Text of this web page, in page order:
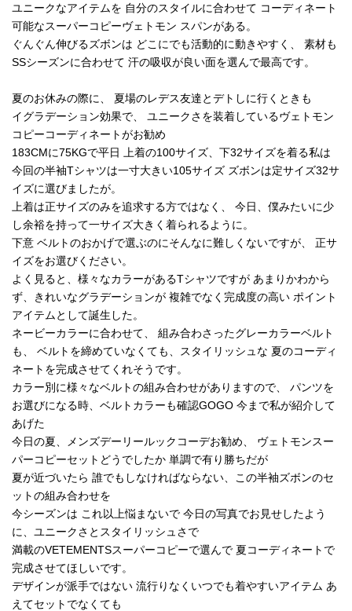
ユニークなアイテムを 自分のスタイルに合わせて コーディネート
可能なスーパーコピーヴェトモン スパンがある。
ぐんぐん伸びるズボンは どこにでも活動的に動きやすく、 素材も
SSシーズンに合わせて 汗の吸収が良い面を選んで最高です。
夏のお休みの際に、 夏場のレデス友達とデトしに行くときも
イグラデーション効果で、 ユニークさを装着しているヴェトモン
コピーコーディネートがお勧め
183CMに75KGで平日 上着の100サイズ、下32サイズを着る私は
今回の半袖Tシャツは一寸大きい105サイズ ズボンは定サイズ32サ
イズに選びましたが。
上着は正サイズのみを追求する方ではなく、 今日、僕みたいに少
し余裕を持って一サイズ大きく着られるように。
下意 ベルトのおかげで選ぶのにそんなに難しくないですが、 正サ
イズをお選びください。
よく見ると、様々なカラーがあるTシャツですが あまりかわから
ず、きれいなグラデーションが 複雑でなく完成度の高い ポイント
アイテムとして誕生した。
ネービーカラーに合わせて、 組み合わさったグレーカラーベルト
も、 ベルトを締めていなくても、スタイリッシュな 夏のコーディ
ネートを完成させてくれそうです。
カラー別に様々なベルトの組み合わせがありますので、 パンツを
お選びになる時、ベルトカラーも確認GOGO 今まで私が紹介して
あげた
今日の夏、メンズデーリールックコーデお勧め、 ヴェトモンスー
パーコピーセットどうでしたか 単調で有り勝ちだが
夏が近づいたら 誰でもしなければならない、この半袖ズボンのセ
ットの組み合わせを
今シーズンは これ以上悩まないで 今日の写真でお見せしたよう
に、ユニークさとスタイリッシュさで
満載のVETEMENTSスーパーコピーで選んで 夏コーディネートで
完成させてほしいです。
デザインが派手ではない 流行りなくいつでも着やすいアイテム あ
えてセットでなくても